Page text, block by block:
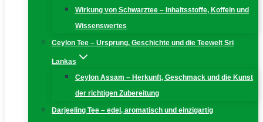
Wirkung von Schwarztee – Inhaltsstoffe, Koffein und
Wissenswertes
Ceylon Tee – Ursprung, Geschichte und die Teewelt Sri
Lankas
Ceylon Assam – Herkunft, Geschmack und die Kunst
der richtigen Zubereitung
Darjeeling Tee – edel, aromatisch und einzigartig